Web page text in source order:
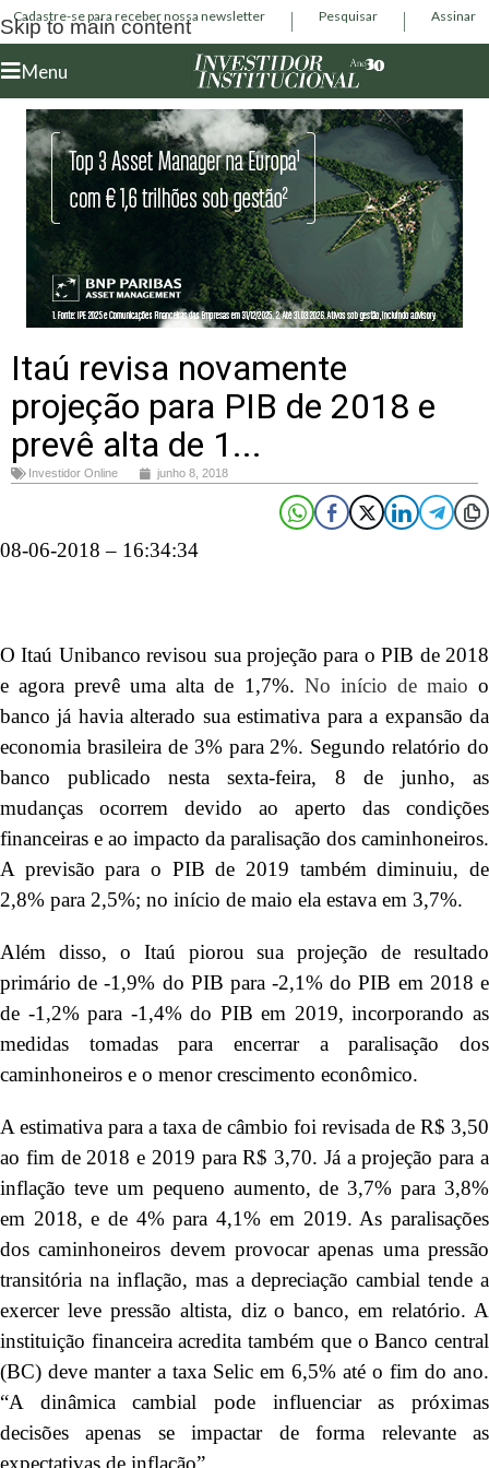
Skip to main content
Cadastre-se para receber nossa newsletter Pesquisar Assinar
Menu
Itaú revisa novamente
projeção para PIB de 2018 e
prevê alta de 1...
Investidor Online junho 8, 2018
08-06-2018 – 16:34:34
O Itaú Unibanco revisou sua projeção para o PIB de 2018
e agora prevê uma alta de 1,7%. No início de maio o
banco já havia alterado sua estimativa para a expansão da
economia brasileira de 3% para 2%. Segundo relatório do
banco publicado nesta sexta-feira, 8 de junho, as
mudanças ocorrem devido ao aperto das condições
financeiras e ao impacto da paralisação dos caminhoneiros.
A previsão para o PIB de 2019 também diminuiu, de
2,8% para 2,5%; no início de maio ela estava em 3,7%.
Além disso, o Itaú piorou sua projeção de resultado
primário de -1,9% do PIB para -2,1% do PIB em 2018 e
de -1,2% para -1,4% do PIB em 2019, incorporando as
medidas tomadas para encerrar a paralisação dos
caminhoneiros e o menor crescimento econômico.
A estimativa para a taxa de câmbio foi revisada de R$ 3,50
ao fim de 2018 e 2019 para R$ 3,70. Já a projeção para a
inflação teve um pequeno aumento, de 3,7% para 3,8%
em 2018, e de 4% para 4,1% em 2019. As paralisações
dos caminhoneiros devem provocar apenas uma pressão
transitória na inflação, mas a depreciação cambial tende a
exercer leve pressão altista, diz o banco, em relatório. A
instituição financeira acredita também que o Banco central
(BC) deve manter a taxa Selic em 6,5% até o fim do ano.
“A dinâmica cambial pode influenciar as próximas
decisões apenas se impactar de forma relevante as
expectativas de inflação”.